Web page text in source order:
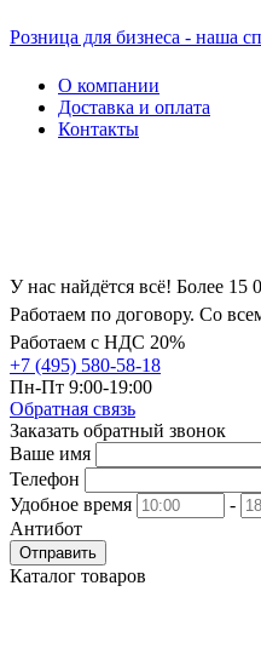
Розница для бизнеса - наша
О компании
Доставка и оплата
Контакты
У нас найдётся всё! Более 15
Работаем по договору. Со
Работаем с НДС 20%
+7 (495) 580-58-18
Пн-Пт 9:00-19:00
Обратная связь
Заказать обратный звонок
Ваше имя
Телефон
Удобное время
-
Антибот
Отправить
Каталог товаров